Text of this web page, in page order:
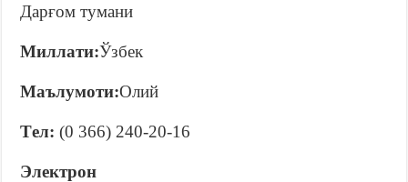
Дарғом тумани
Миллати:Ўзбек
Маълумоти:Олий
Тeл: (0 366) 240-20-16
Электрон